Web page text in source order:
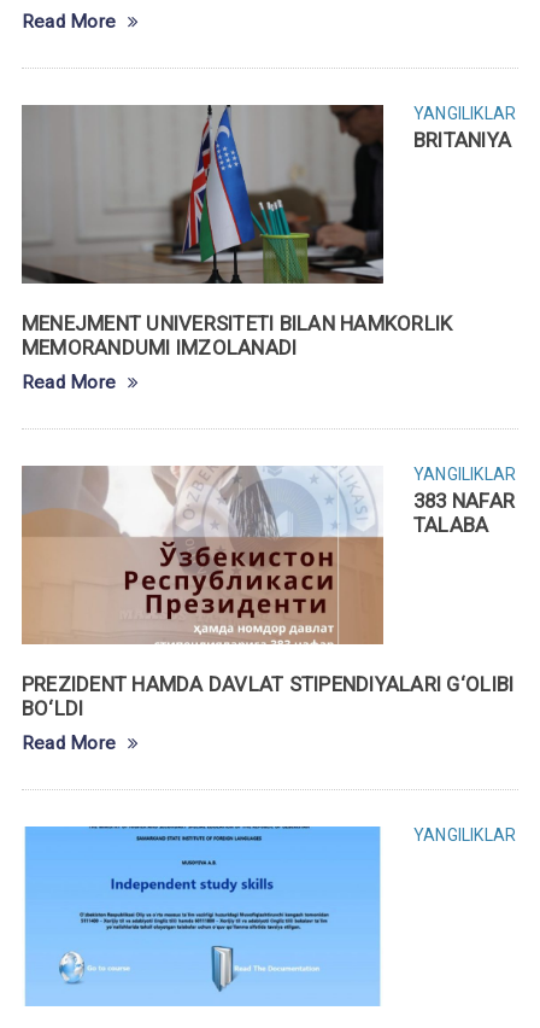
Read More
YANGILIKLAR
BRITANIYA
MENEJMENT UNIVERSITETI BILAN HAMKORLIK
MEMORANDUMI IMZOLANADI
Read More
YANGILIKLAR
383 NAFAR
TALABA
PREZIDENT HAMDA DAVLAT STIPENDIYALARI G‘OLIBI
BO‘LDI
Read More
YANGILIKLAR